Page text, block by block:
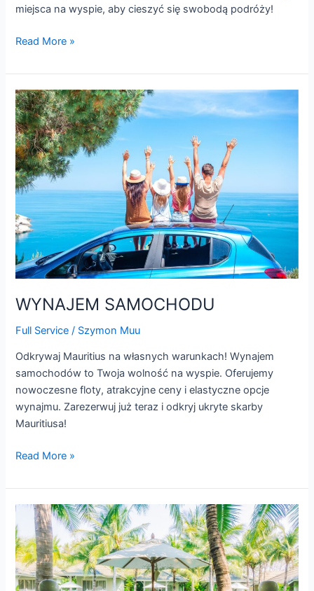
miejsca na wyspie, aby cieszyć się swobodą podróży!
Read More »
WYNAJEM SAMOCHODU
Full Service / Szymon Muu
Odkrywaj Mauritius na własnych warunkach! Wynajem
samochodów to Twoja wolność na wyspie. Oferujemy
nowoczesne floty, atrakcyjne ceny i elastyczne opcje
wynajmu. Zarezerwuj już teraz i odkryj ukryte skarby
Mauritiusa!
WYNAJEM
SAMOCHODU
Read More »
ZAKWATEROWANIE